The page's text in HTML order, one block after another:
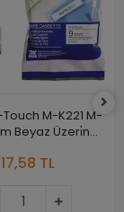
M-K221 M-
Beyaz Üzeri̇ne
TL